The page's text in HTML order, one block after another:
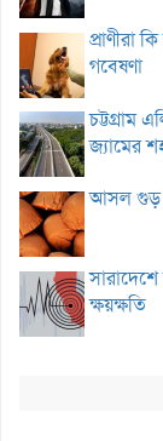
প্রাণীরা
গবেষণা
চট্টগ্রাম
জ্যামের
আসল গুড়
ক্ষয়ক্ষতি